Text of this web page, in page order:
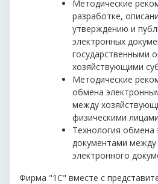
Методические
разработке,
утверждению и
электронных
государственными
хозяйствующими
Методические
обмена
между
физическими
Технология обмена
документами
электронного
Фирма "1С" вместе с